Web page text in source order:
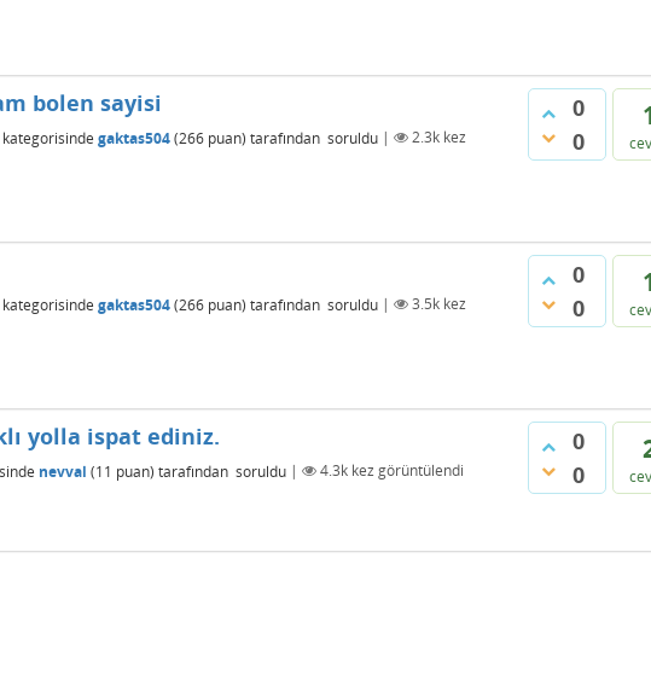
0
0
bolen sayisi
kategorisinde gaktas504(266 puan) tarafından soruldu | 2.3k kez
0
0
kategorisinde gaktas504(266 puan) tarafından soruldu | 3.5k kez
0
0
yolla ispat ediniz.
nevval (11 puan) tarafından soruldu | 4.3k kez görüntülendi